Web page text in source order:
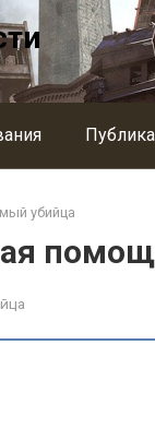
убийца